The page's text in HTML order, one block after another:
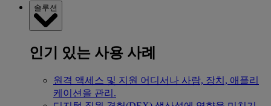
솔루션
인기 있는 사용 사례
원격 액세스 및 지원 어디서나 사람, 장치, 애플리
케이션을 관리.